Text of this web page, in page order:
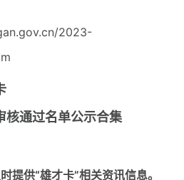
2023-
通过名单公示合集
提供“雄才卡”相关资讯信息。